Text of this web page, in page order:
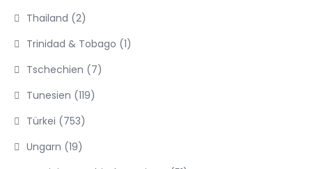
Thailand (2)
Trinidad & Tobago (1)
Tschechien (7)
Tunesien (119)
Türkei (753)
Ungarn (19)